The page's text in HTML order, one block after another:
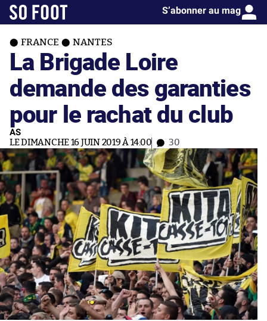
S’abonner au mag
FRANCE NANTES
La Brigade Loire
demande des garanties
pour le rachat du club
AS
LE DIMANCHE 16 JUIN 2019 À 14:00 30